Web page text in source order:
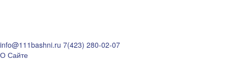
info@111bashni.ru 7(423) 280-02-07
О Сайте